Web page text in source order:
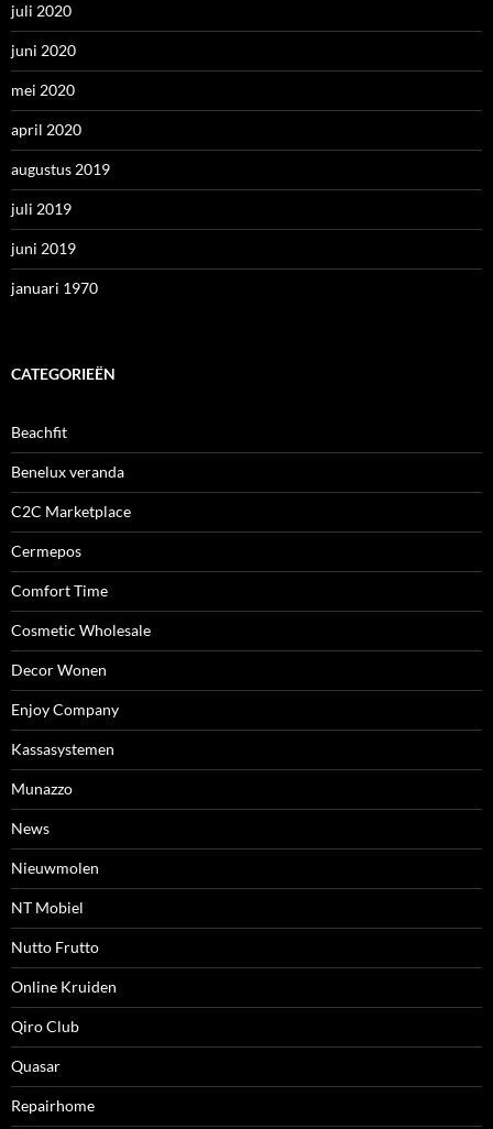
juli 2020
juni 2020
mei 2020
april 2020
augustus 2019
juli 2019
juni 2019
januari 1970
CATEGORIEËN
Beachfit
Benelux veranda
C2C Marketplace
Cermepos
Comfort Time
Cosmetic Wholesale
Decor Wonen
Enjoy Company
Kassasystemen
Munazzo
News
Nieuwmolen
NT Mobiel
Nutto Frutto
Online Kruiden
Qiro Club
Quasar
Repairhome